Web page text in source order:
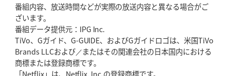
番組内容、放送時間などが実際の放送内容と異なる場合がご
ざいます。
番組データ提供元：IPG Inc.
TiVo、Gガイド、G-GUIDE、およびGガイドロゴは、米国TiVo
Brands LLCおよび／またはその関連会社の日本国内における
商標または登録商標です。